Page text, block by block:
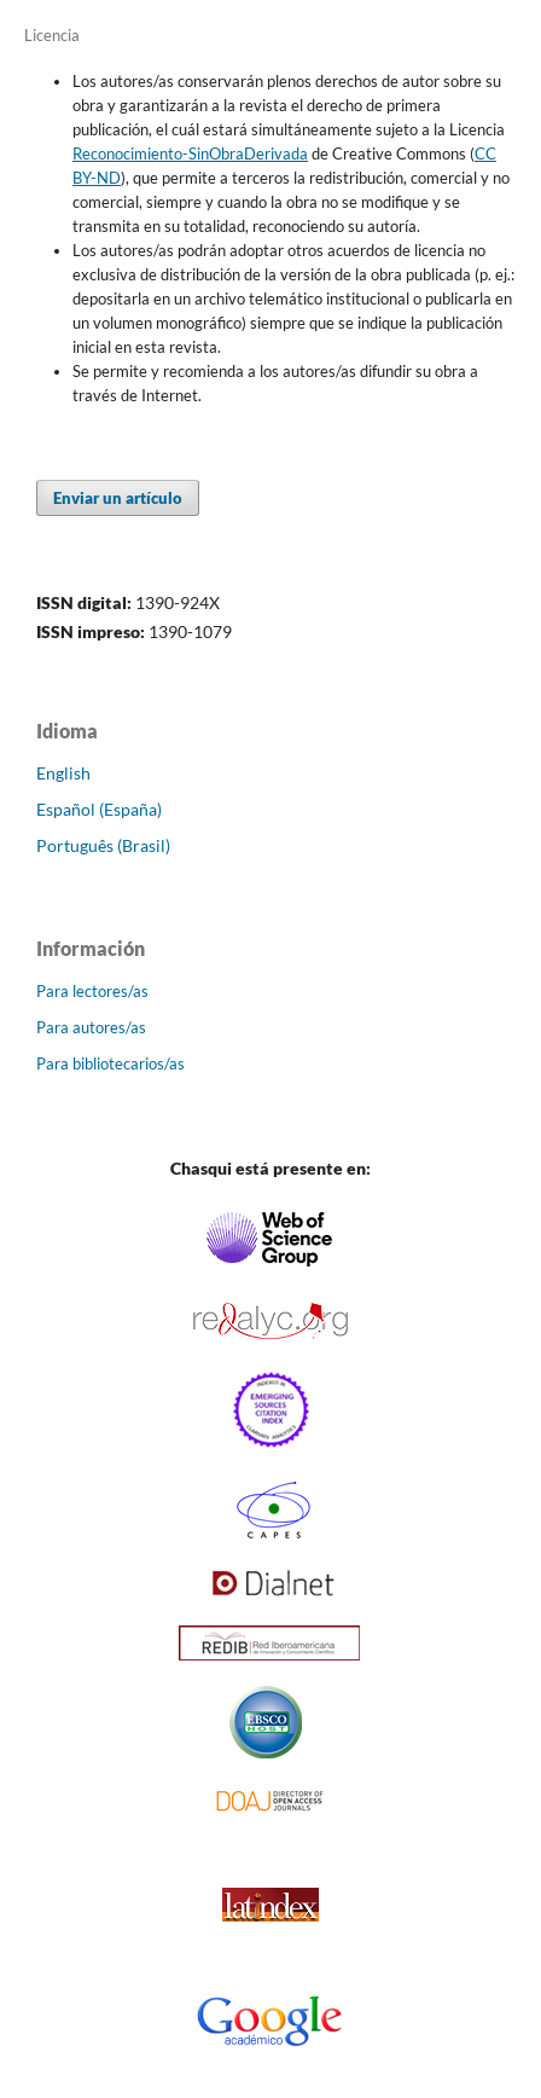
Licencia
Los autores/as conservarán plenos derechos de autor sobre su
obra y garantizarán a la revista el derecho de primera
publicación, el cuál estará simultáneamente sujeto a la Licencia
Reconocimiento-SinObraDerivada de Creative Commons (CC
BY-ND), que permite a terceros la redistribución, comercial y no
comercial, siempre y cuando la obra no se modifique y se
transmita en su totalidad, reconociendo su autoría.
Los autores/as podrán adoptar otros acuerdos de licencia no
exclusiva de distribución de la versión de la obra publicada (p. ej.:
depositarla en un archivo telemático institucional o publicarla en
un volumen monográfico) siempre que se indique la publicación
inicial en esta revista.
Se permite y recomienda a los autores/as difundir su obra a
través de Internet.
Enviar un artículo
ISSN digital: 1390-924X
ISSN impreso: 1390-1079
Idioma
English
Español (España)
Português (Brasil)
Información
Para lectores/as
Para autores/as
Para bibliotecarios/as
Chasqui está presente en: